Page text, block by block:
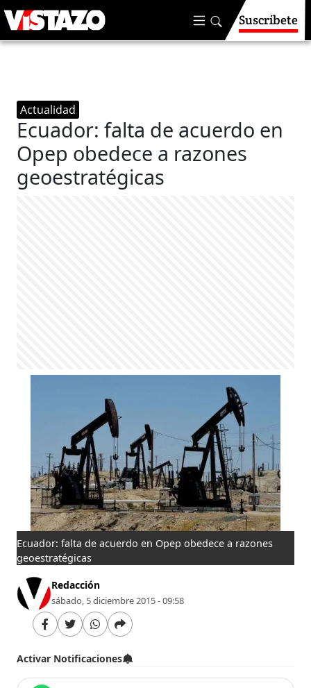
Suscríbete
Actualidad
Ecuador: falta de acuerdo en
Opep obedece a razones
geoestratégicas
Ecuador: falta de acuerdo en Opep obedece a razones
geoestratégicas
Redacción
sábado, 5 diciembre 2015 - 09:58
Activar Notificaciones